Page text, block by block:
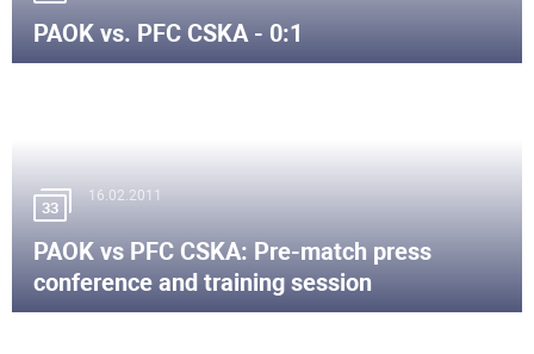
PAOK vs. PFC CSKA - 0:1
33
16.02.2011
PAOK vs PFC CSKA: Pre-match press
conference and training session